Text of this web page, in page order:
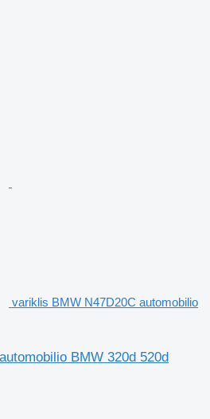
variklis BMW N47D20C automobilio
BMW 320d 520d